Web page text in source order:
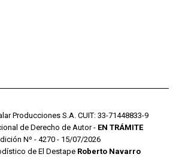
Producciones S.A. CUIT: 33-71448833-9
de Derecho de Autor - EN TRÁMITE
Nº - 4270 - 15/07/2026
de El Destape Roberto Navarro